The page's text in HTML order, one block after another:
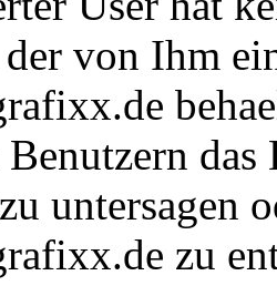
von Ihm
untersagen
zu